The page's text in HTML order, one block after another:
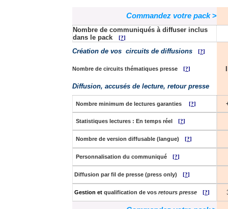
Commandez votre pack>
Nombre de communiqués à diffuser inclus
dans le pack
[?]
Création de vos circuits de diffusions [?]
Nombre de circuits thématiques presse [?]
Diffusion, accusés de lecture, retour presse
Nombre minimum de lectures garanties [?]
Statistiques lectures : En temps réel [?]
Nombre de version diffusable (langue) [?]
Personnalisation du communiqué [?]
Diffusion par fil de presse (press only) [?]
Gestion et qualification de vos retours presse [?]